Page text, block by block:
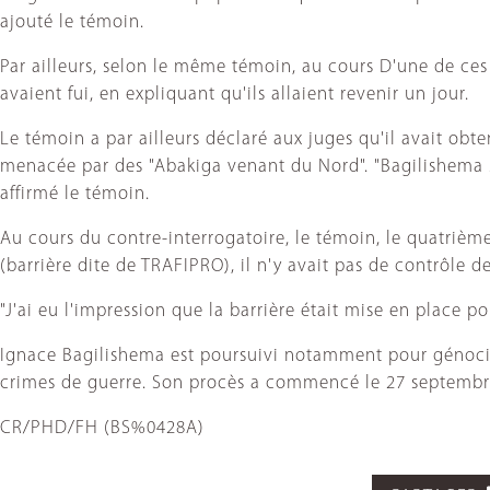
ajouté le témoin.
Par ailleurs, selon le même témoin, au cours D'une de
avaient fui, en expliquant qu'ils allaient revenir un jour.
Le témoin a par ailleurs déclaré aux juges qu'il avait
menacée par des "Abakiga venant du Nord".
affirmé le témoin.
Au cours du contre-interrogatoire, le témoin, le
(barrière dite de TRAFIPRO), il n'y avait pas de contrôle
"J'ai eu l'impression que la barrière était mise en place
Ignace Bagilishema est poursuivi notamment pour
crimes de guerre. Son procès a commencé le 27
CR/PHD/FH (BS%0428A)